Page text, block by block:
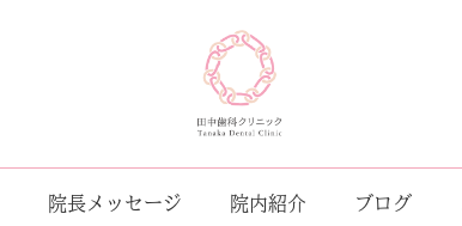
院長メッセージ 院内紹介 ブログ